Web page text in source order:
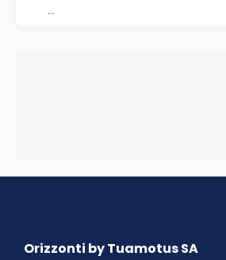
Orizzonti by Tuamotus SA